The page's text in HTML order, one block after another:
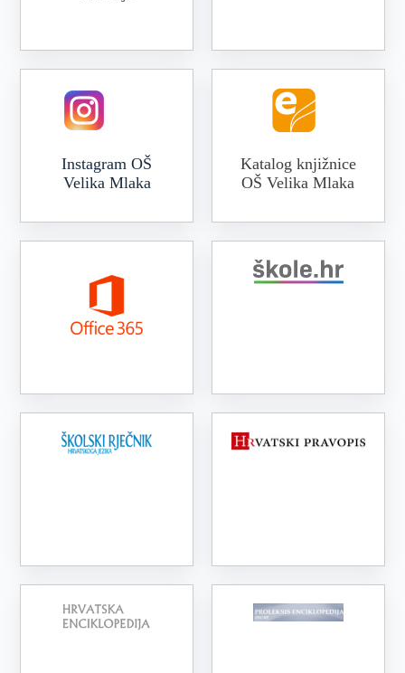
Instagram OŠ
Velika Mlaka
Katalog knjižnice
OŠ Velika Mlaka